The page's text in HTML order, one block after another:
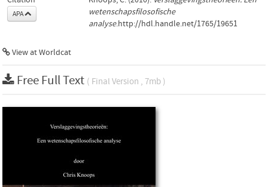
APA
wetenschapsfilosofische
analyse.http://hdl.handle.net/1765/19651
View at Worldcat
Free Full Text ( Final Version , 7mb )